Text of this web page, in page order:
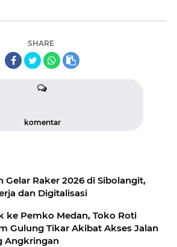
SHARE
komentar
Gelar Raker 2026 di Sibolangit,
dan Digitalisasi
ke Pemko Medan, Toko Roti
Gulung Tikar Akibat Akses Jalan
Angkringan